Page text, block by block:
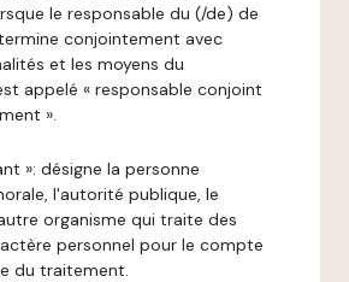
le responsable du (/de) de
conjointement avec
et les moyens du
appelé « responsable conjoint
».
»: désigne la personne
l'autorité publique, le
organisme qui traite des
personnel pour le compte
du traitement.